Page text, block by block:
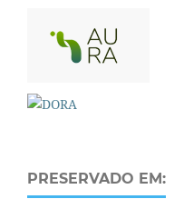
PRESERVADO EM: